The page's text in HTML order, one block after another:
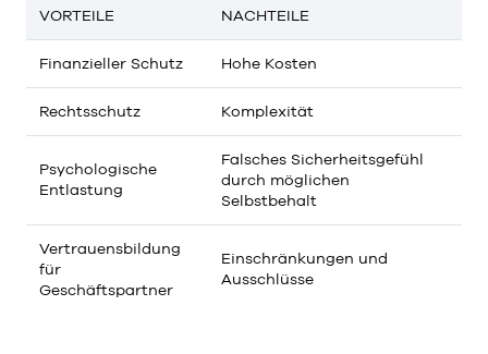
VORTEILE NACHTEILE
Finanzieller Schutz Hohe Kosten
Rechtsschutz Komplexität
Psychologische
Entlastung
Falsches Sicherheitsgefühl
durch möglichen
Selbstbehalt
Vertrauensbildung
für
Geschäftspartner
Einschränkungen und
Ausschlüsse